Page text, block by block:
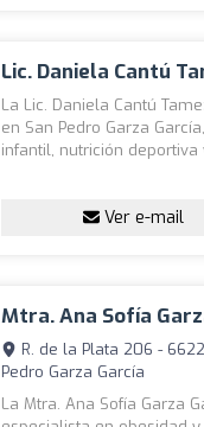
Lic. Daniela Cantú
La Lic. Daniela Cantú
en San Pedro Garza
infantil, nutrición
Ver e-mail
Mtra. Ana Sofía
R. de la Plata 206 -
Pedro Garza García
La Mtra. Ana Sofía Garza